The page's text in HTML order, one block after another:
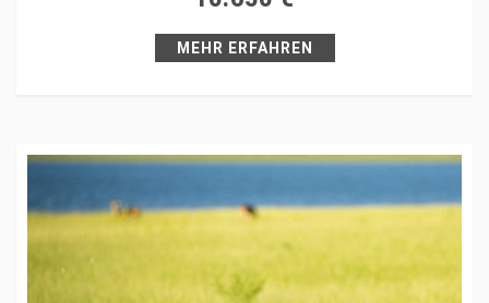
MEHR ERFAHREN